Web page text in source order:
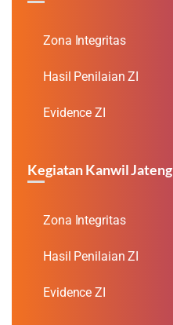
Zona Integritas
Hasil Penilaian ZI
Evidence ZI
Kegiatan Kanwil Jateng
Zona Integritas
Hasil Penilaian ZI
Evidence ZI